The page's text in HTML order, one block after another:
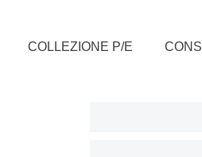
COLLEZIONE P/E